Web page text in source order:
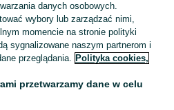
2026
danych osobowych.
wybory lub zarządzać nimi,
momencie na stronie polityki
sygnalizowane naszym partnerom i
przeglądania. Polityka cookies,
przetwarzamy dane w celu